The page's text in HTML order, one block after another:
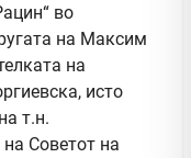
во
на Максим
на
исто
т.н.
на Советот на